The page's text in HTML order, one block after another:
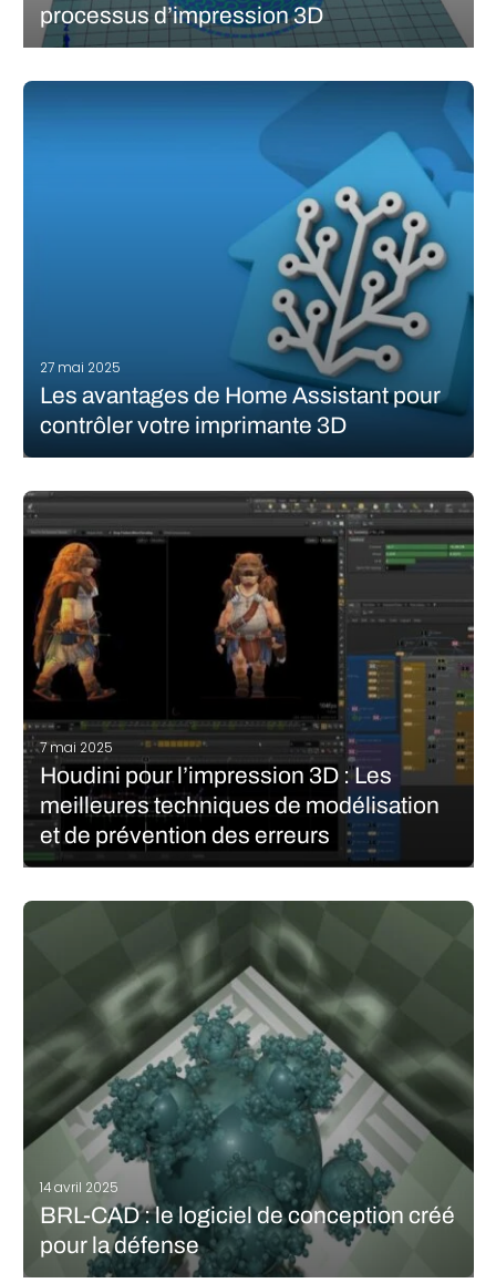
processus d’impression 3D
slicer constitue l’étape intermédiaire essentielle entre la
conception du modèle et son impression. Il traduit le modèle 3D
27 mai 2025
Les avantages de Home Assistant pour
contrôler votre imprimante 3D
sont bons aujourd’hui pour aller plus vite, simplifier les process,
automatiser, etc. Qui aurait cru il y a des années de cela qu’on
pourrait ouvrir sa porte d’entrée avec son…
LIRE LA SUITE
7 mai 2025
Houdini pour l’impression 3D : Les
meilleures techniques de modélisation
et de prévention des erreurs
pointe spécialisé dans la modélisation, l’animation et les effets
visuels. Réputé pour son approche procédurale unique, il est
largement adopté dans les secteurs du cinéma et du jeu vidéo,…
LIRE LA SUITE
14 avril 2025
BRL-CAD : le logiciel de conception créé
pour la défense